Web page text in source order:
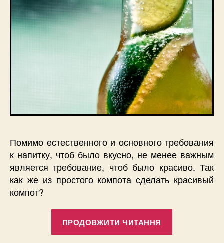
Помимо естественного и основного требования
к напитку, чтоб было вкусно, не менее важным
является требование, чтоб было красиво. Так
как же из простого компота сделать красивый
компот?
ПРОДОВЖИТИ ЧИТАННЯ